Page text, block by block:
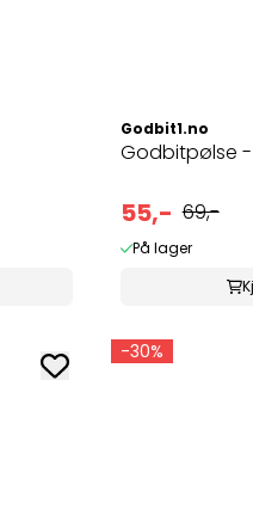
Godbit1.no
Godbitpølse
55,- 69,-
På lager
-30%